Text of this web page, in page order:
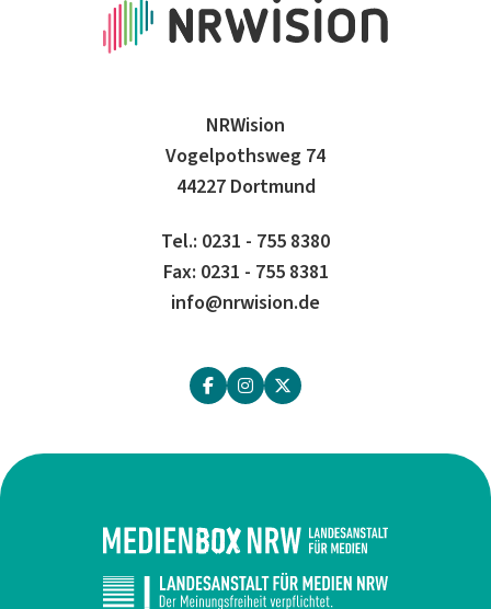
NRWision
Vogelpothsweg 74
44227 Dortmund
Tel.: 0231 - 755 8380
Fax: 0231 - 755 8381
info@nrwision.de